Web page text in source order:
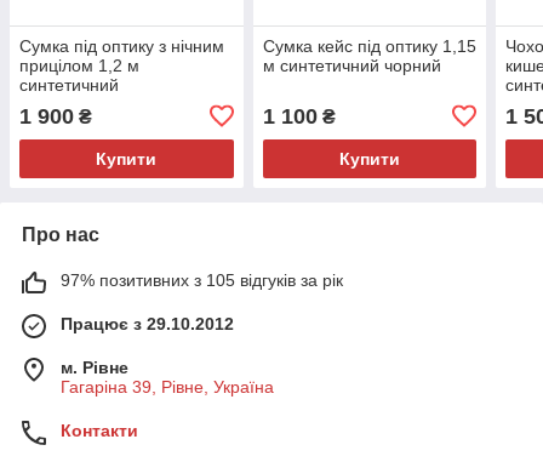
Сумка під оптику з нічним
прицілом 1,2 м
синтетичний
1 900 ₴
Купити
Сумка кейс під оптику 1,15
м синтетичний чорний
1 100₴
Купити
1
Про нас
97% позитивних з 105 відгуків за рік
Працює з 29.10.2012
м. Рівне
Гагаріна 39, Рівне, Україна
Контакти